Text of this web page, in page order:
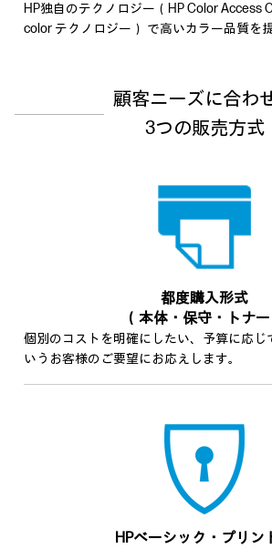
HP独自のテクノロジー（HP Color Access
color テクノロジー） で高いカラー品質を
顧客ニーズに合わ
3つの販売方式
都度購入形式
（本体・保守・トナー
個別のコストを明確にしたい、予算に応じ
いうお客様のご要望にお応えします。
HPベーシック・プリン